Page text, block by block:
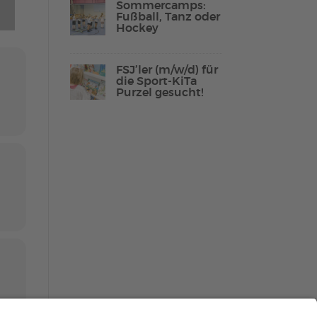
Reha-Sport
Sommercamps:
Fußball, Tanz oder
Hockey
FSJ’ler (m/w/d) für
die Sport-KiTa
Purzel gesucht!